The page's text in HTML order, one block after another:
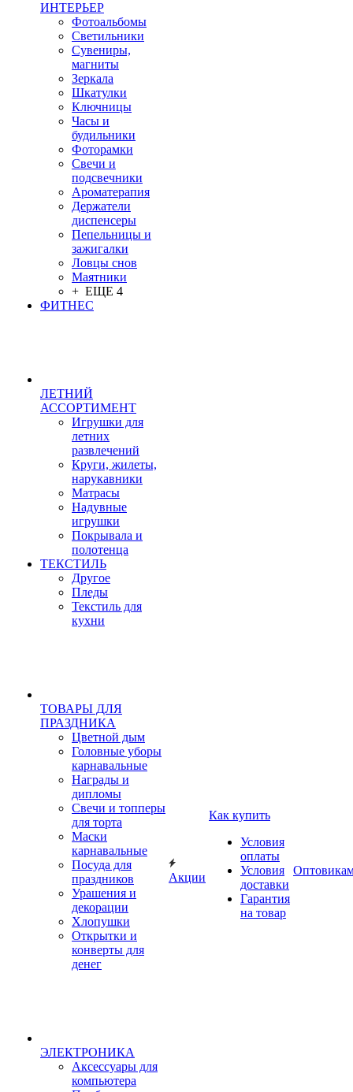
ИНТЕРЬЕР
Фотоальбомы
Светильники
Сувениры,
магниты
Зеркала
Шкатулки
Ключницы
Часы и
будильники
Фоторамки
Свечи и
подсвечники
Ароматерапия
Держатели
диспенсеры
Пепельницы и
зажигалки
Ловцы снов
Маятники
+ ЕЩЕ 4
ФИТНЕС
ЛЕТНИЙ
АССОРТИМЕНТ
Игрушки для
летних
развлечений
Круги, жилеты,
нарукавники
Матрасы
Надувные
игрушки
Покрывала и
полотенца
ТЕКСТИЛЬ
Другое
Пледы
Текстиль для
кухни
ТОВАРЫ ДЛЯ
ПРАЗДНИКА
Цветной дым
Головные уборы
карнавальные
Награды и
дипломы
Свечи и топперы
для торта
Маски
карнавальные
Посуда для
праздников
Урашения и
декорации
Хлопушки
Открытки и
конверты для
денег
ЭЛЕКТРОНИКА
Аксессуары для
компьютера
Акции
Как купить
Условия
оплаты
Условия
доставки
Гарантия
на товар